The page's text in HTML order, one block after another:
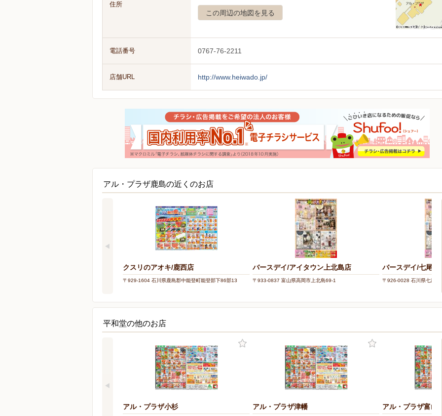
住所
この周辺の地図を見る
電話番号 0767-76-2211
店舗URL http://www.heiwado.jp/
アル・プラザ鹿島の近くのお店
クスリのアオキ/鹿西店
〒929-1604 石川県鹿島郡中能登町能登部下86部13
バースデイ/アイタウン上北島店
〒933-0837 富山県高岡市上北島69-1
バースデイ/七尾店
〒926-0028 石川県七尾市
平和堂の他のお店
アル・プラザ小杉 アル・プラザ津幡 アル・プラザ富山